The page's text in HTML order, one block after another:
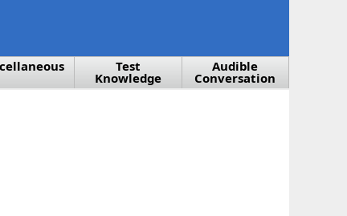
Test
Knowledge
Audible
Conversation